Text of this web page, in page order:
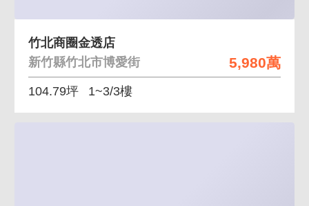
5,980萬
竹北商圈金透店
新竹縣竹北市博愛街
104.79坪 1~3/3樓